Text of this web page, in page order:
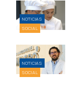
NOTICIAS
SOCIAL
NOTICIAS
SOCIAL